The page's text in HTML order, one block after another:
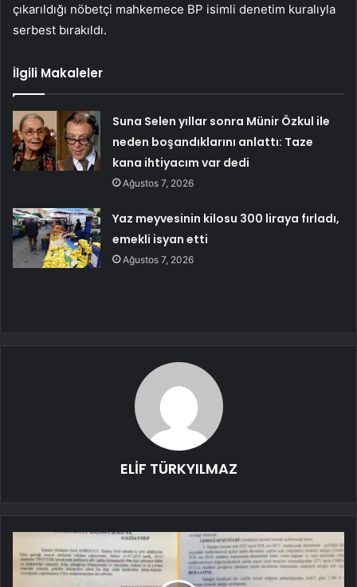
çıkarıldığı nöbetçi mahkemece BP isimli denetim kuralıyla
serbest bırakıldı.
İlgili Makaleler
Suna Selen yıllar sonra Münir Özkul ile
neden boşandıklarını anlattı: Taze
kana ihtiyacım var dedi
Ağustos 7, 2026
Yaz meyvesinin kilosu 300 liraya fırladı,
emekli isyan etti
Ağustos 7, 2026
ELİF TÜRKYILMAZ